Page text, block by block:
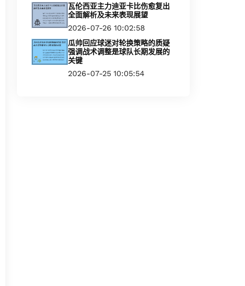
瓦伦西亚主力迪亚卡比伤愈复出
全面解析及未来表现展望
2026-07-26 10:02:58
瓜帅回应球迷对轮换策略的质疑
强调战术调整是球队长期发展的
关键
2026-07-25 10:05:54